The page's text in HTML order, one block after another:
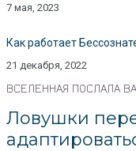
7 мая, 2023
Как работает
21 декабря, 2022
ВСЕЛЕННАЯ ПОСЛАЛА
Ловушки